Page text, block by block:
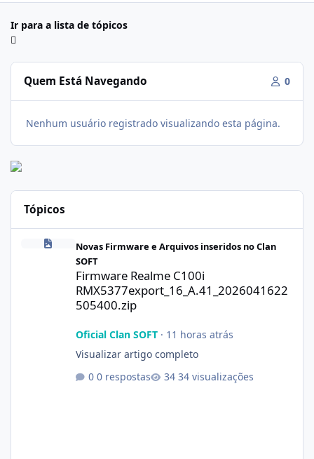
Ir para a lista de tópicos
Quem Está Navegando 0
Nenhum usuário registrado visualizando esta página.
Tópicos
Firmware Realme C100i
Novas Firmware e Arquivos inseridos no Clan
SOFT
Firmware Realme C100i
RMX5377export_16_A.41_2026041622
505400.zip
Oficial Clan SOFT· 11 horas atrás
Visualizar artigo completo
0 respostas
34 visualizações